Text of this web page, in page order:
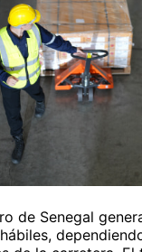
de Senegal